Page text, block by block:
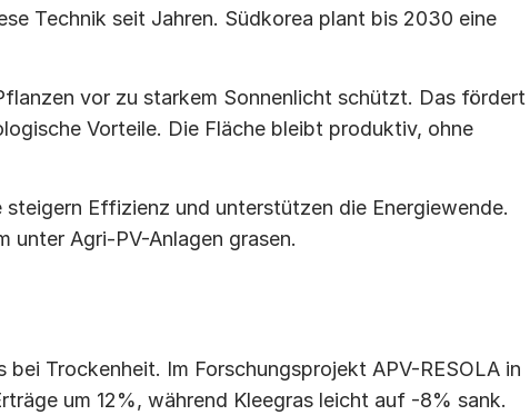
Technik seit Jahren. Südkorea plant bis 2030 eine
vor zu starkem Sonnenlicht schützt. Das fördert
Vorteile. Die Fläche bleibt produktiv, ohne
Effizienz und unterstützen die Energiewende.
unter Agri-PV-Anlagen grasen.
Trockenheit. Im Forschungsprojekt APV-RESOLA in
um 12%, während Kleegras leicht auf -8% sank.